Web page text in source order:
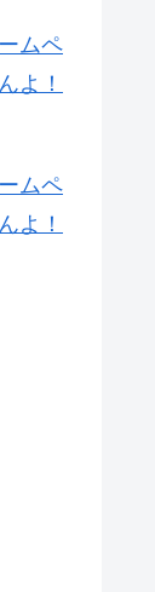
ムペ
よ！
ムペ
よ！